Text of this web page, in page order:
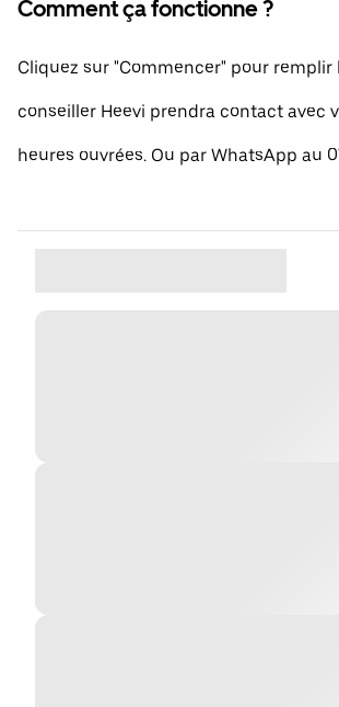
Comment ça fonctionne ?
Cliquez sur "Commencer" pour
conseiller Heevi prendra contact avec
heures ouvrées. Ou par WhatsApp au